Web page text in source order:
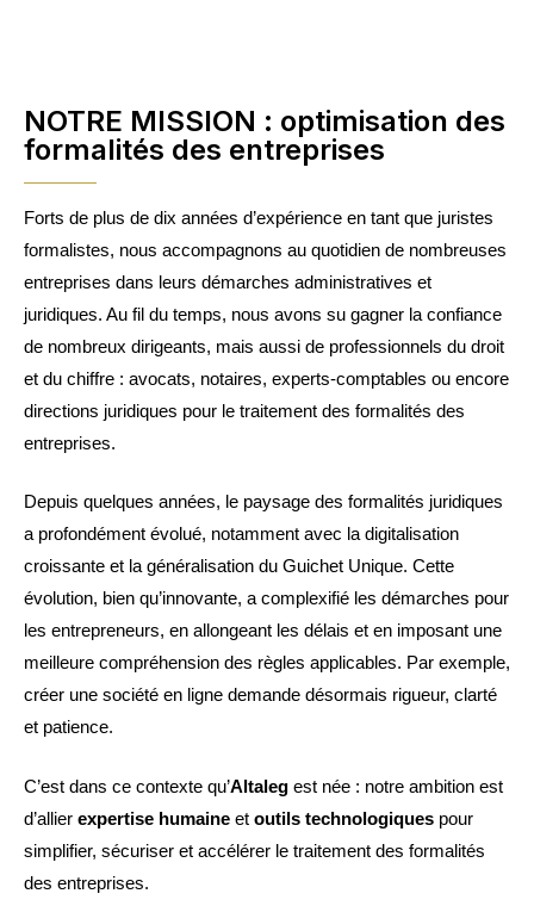
NOTRE MISSION : optimisation des
formalités des entreprises
Forts de plus de dix années d’expérience en tant que juristes
formalistes, nous accompagnons au quotidien de nombreuses
entreprises dans leurs démarches administratives et
juridiques. Au fil du temps, nous avons su gagner la confiance
de nombreux dirigeants, mais aussi de professionnels du droit
et du chiffre : avocats, notaires, experts-comptables ou encore
directions juridiques pour le traitement des formalités des
entreprises.
Depuis quelques années, le paysage des formalités juridiques
a profondément évolué, notamment avec la digitalisation
croissante et la généralisation du Guichet Unique. Cette
évolution, bien qu’innovante, a complexifié les démarches pour
les entrepreneurs, en allongeant les délais et en imposant une
meilleure compréhension des règles applicables. Par exemple,
créer une société en ligne demande désormais rigueur, clarté
et patience.
C’est dans ce contexte qu’Altaleg est née : notre ambition est
d’allier expertise humaine et outils technologiques pour
simplifier, sécuriser et accélérer le traitement des formalités
des entreprises.